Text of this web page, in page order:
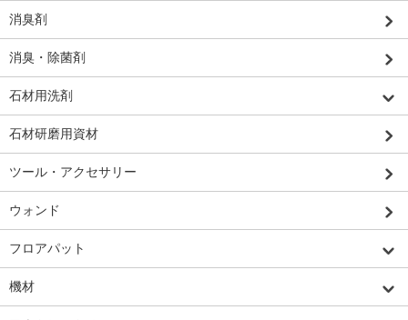
消臭剤
消臭・除菌剤
石材用洗剤
石材研磨用資材
ツール・アクセサリー
ウォンド
フロアパット
機材